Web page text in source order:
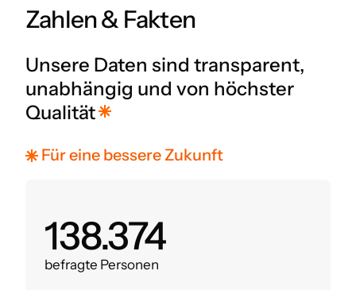
Zahlen & Fakten
Unsere Daten sind transparent,
unabhängig und von höchster
Qualität
Für eine bessere Zukunft
160.000
befragte Personen